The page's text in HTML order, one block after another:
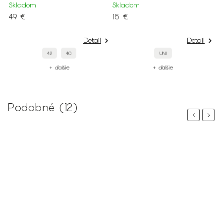
Skladom
49 €
Detail
42 40
+ ďalšie
Skladom
15 €
Detail
UNI
+ ďalšie
Podobné (12)
PreviousNext